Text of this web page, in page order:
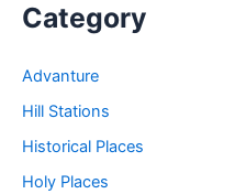
Category
Advanture
Hill Stations
Historical Places
Holy Places